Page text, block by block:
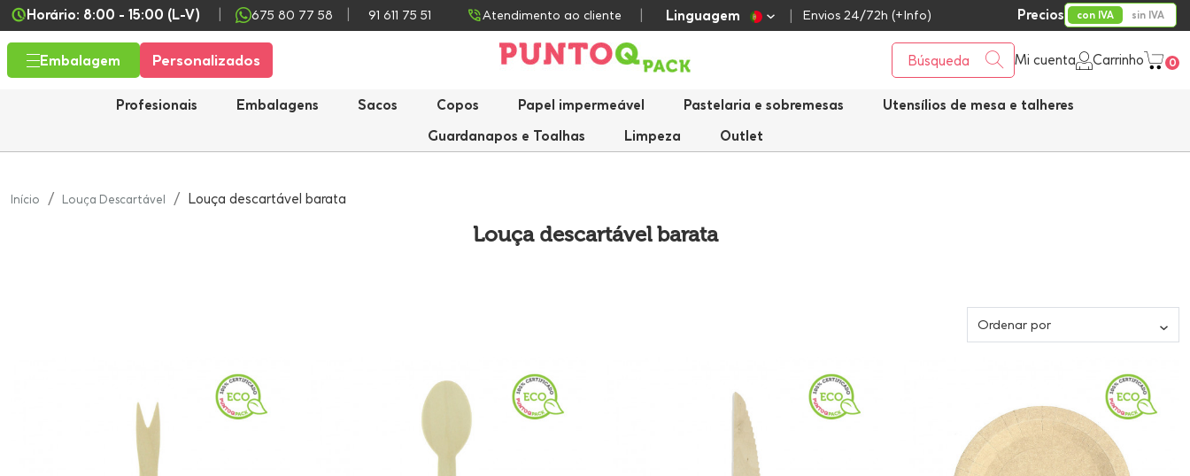
Horário: 8:00 - 15:00 (L-V) 675 80 77 58 91 611 75 51 Atendimento ao cliente Linguagem Precios con IVA sin IVA
Envios 24/72h (+Info)
Embalagem Personalizados Mi cuenta Carrinho 0
Profesionais Embalagens Sacos Copos Papel impermeável Pastelaria e sobremesas
Utensílios de mesa e talheres
Guardanapos e Toalhas
Limpeza Outlet
Início Louça Descartável Louça descartável barata
Louça descartável barata
Ordenar por